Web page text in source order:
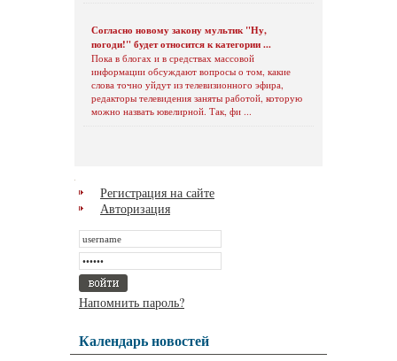
Согласно новому закону мультик "Ну,
погоди!" будет относится к категории ...
Пока в блогах и в средствах массовой
информации обсуждают вопросы о том, какие
слова точно уйдут из телевизионного эфира,
редакторы телевидения заняты работой, которую
можно назвать ювелирной. Так, фи ...
Регистрация на сайте
Авторизация
Напомнить пароль?
Календарь новостей